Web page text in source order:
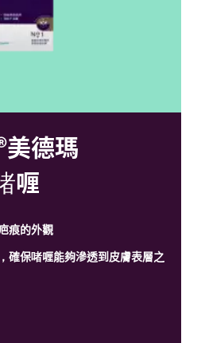
德瑪
喱
痕的外觀
確保啫喱能夠滲透到皮膚表層之